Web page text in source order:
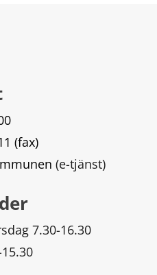
(fax)
(e-tjänst)
7.30-16.30